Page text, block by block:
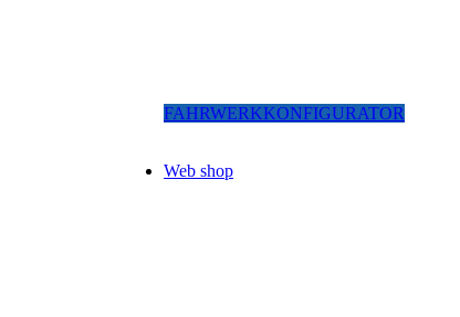
FAHRWERKKONFIGURATOR
Web shop